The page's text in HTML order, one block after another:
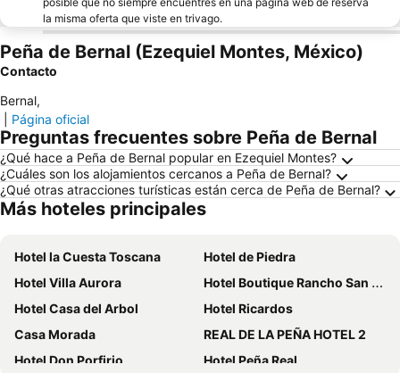
la misma oferta que viste en trivago.
Peña de Bernal (Ezequiel Montes, México)
Contacto
Bernal,
Página oficial
Preguntas frecuentes sobre Peña de Bernal
¿Qué hace a Peña de Bernal popular en Ezequiel Montes?
¿Cuáles son los alojamientos cercanos a Peña de Bernal?
¿Qué otras atracciones turísticas están cerca de Peña de Bernal?
Más hoteles principales
Hotel la Cuesta Toscana
Hotel de Piedra
Hotel Villa Aurora
Hotel Boutique Rancho San Jorge
Hotel Casa del Arbol
Hotel Ricardos
Casa Morada
REAL DE LA PEÑA HOTEL 2
Hotel Don Porfirio
Hotel Peña Real